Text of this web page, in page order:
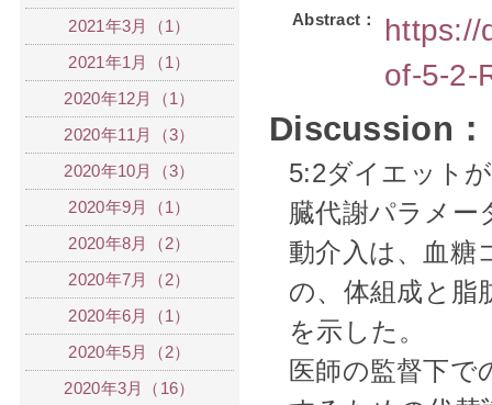
Abstract：
https://
of-5-2-
Discussion：
5:2ダイエット
臓代謝パラメー
動介入は、 血糖
の、 体組成と脂
を示した。
医師の監督下で
2021年3月（1）
2021年1月（1）
2020年12月（1）
2020年11月（3）
2020年10月（3）
2020年9月（1）
2020年8月（2）
2020年7月（2）
2020年6月（1）
2020年5月（2）
2020年3月（16）